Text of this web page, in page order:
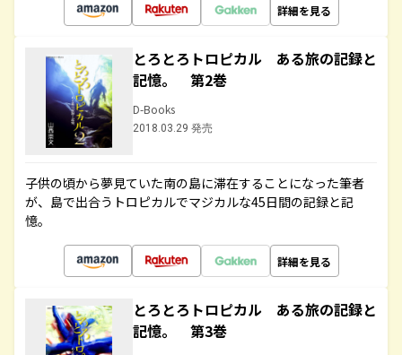
詳細を見る
とろとろトロピカル ある旅の記録と
記憶。 第2巻
D-Books
2018.03.29 発売
子供の頃から夢見ていた南の島に滞在することになった筆者
が、島で出合うトロピカルでマジカルな45日間の記録と記
憶。
詳細を見る
とろとろトロピカル ある旅の記録と
記憶。 第3巻